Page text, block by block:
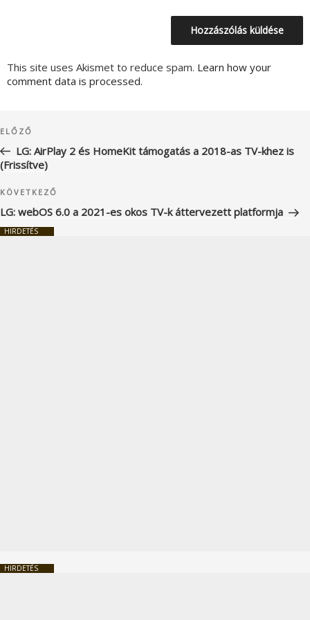
This site uses Akismet to reduce spam. Learn how your
comment data is processed.
navigáció
Korábbi
bejegyzés
ELŐZŐ
LG: AirPlay 2 és HomeKit támogatás a 2018-as TV-khez is
(Frissítve)
Következő
bejegyzés
KÖVETKEZŐ
LG: webOS 6.0 a 2021-es okos TV-k áttervezett platformja
HIRDETÉS
HIRDETÉS